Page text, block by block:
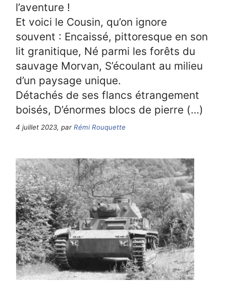
l’aventure !
Et voici le Cousin, qu’on ignore
souvent : Encaissé, pittoresque en son
lit granitique, Né parmi les forêts du
sauvage Morvan, S’écoulant au milieu
d’un paysage unique.
Détachés de ses flancs étrangement
boisés, D’énormes blocs de pierre (…)
4 juillet 2023, parRémi Rouquette